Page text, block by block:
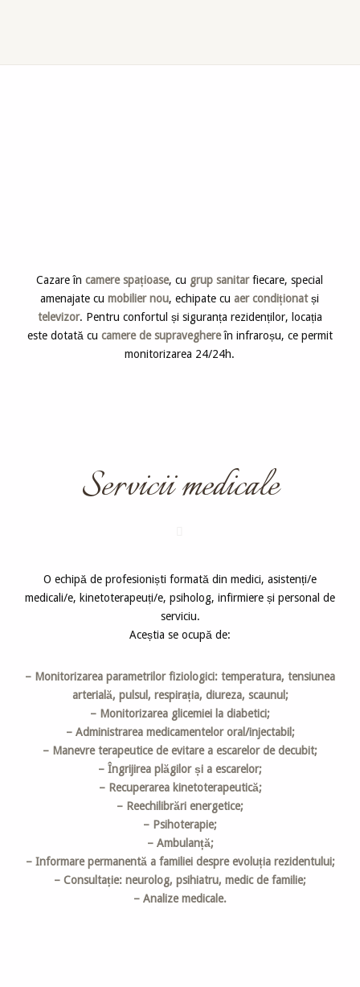
Cazare încamere spațioase, cu grup sanitarfiecare, special
amenajate cumobilier nou, echipate cuaer condiționatși
televizor. Pentru confortul și siguranța rezidenților, locația
este dotată cu camere de supraveghereîn infraroșu, ce permit
monitorizarea 24/24h.
Servicii medicale
O echipă de profesioniști formată din medici, asistenți/e
medicali/e, kinetoterapeuți/e, psiholog, infirmiere și personal de
serviciu.
Aceștia se ocupă de:
– Monitorizarea parametrilor fiziologici: temperatura, tensiunea
arterială, pulsul, respirația, diureza, scaunul;
– Monitorizarea glicemiei la diabetici;
– Administrarea medicamentelor oral/injectabil;
– Manevre terapeutice de evitare a escarelor de decubit;
– Îngrijirea plăgilor și a escarelor;
– Recuperarea kinetoterapeutică;
– Reechilibrări energetice;
– Psihoterapie;
– Ambulanță;
– Informare permanentă a familiei despre evoluția rezidentului;
– Consultație: neurolog, psihiatru, medic de familie;
– Analize medicale.